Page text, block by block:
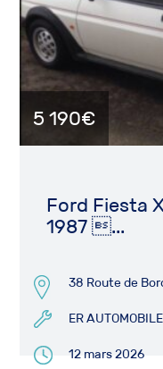
5 190€
Ford Fiesta
1987 ...
38 Route de
ER
12 mars 2026